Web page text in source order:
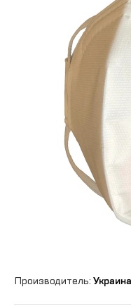
Производитель: Украина